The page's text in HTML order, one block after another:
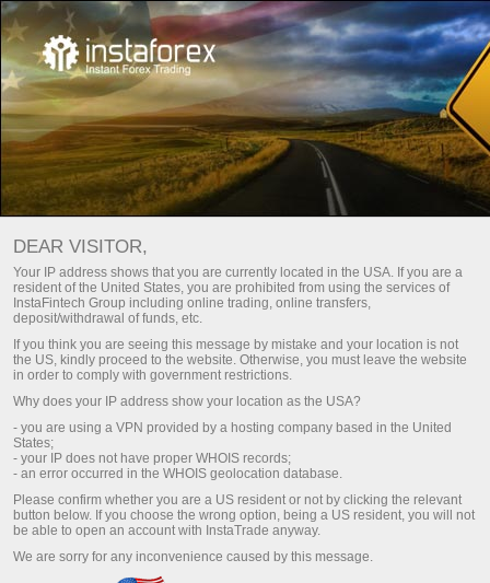
For traders
Analysis
Feriados e observâncias em todo o mundo
FERIADOS E OBSERVÂNCIAS
EM TODO O MUNDO
Faça um depósito
DEAR VISITOR,
Your IP address shows that you are currently located in the USA. If you are a
resident of the United States, you are prohibited from using the services of
InstaFintech Group including online trading, online transfers,
deposit/withdrawal of funds, etc.
If you think you are seeing this message by mistake and your location is not
the US, kindly proceed to the website. Otherwise, you must leave the website
in order to comply with government restrictions.
Why does your IP address show your location as the USA?
- you are using a VPN provided by a hosting company based in the United
States;
- your IP does not have proper WHOIS records;
- an error occurred in the WHOIS geolocation database.
Please confirm whether you are a US resident or not by clicking the relevant
button below. If you choose the wrong option, being a US resident, you will not
be able to open an account with InstaTrade anyway.
We are sorry for any inconvenience caused by this message.